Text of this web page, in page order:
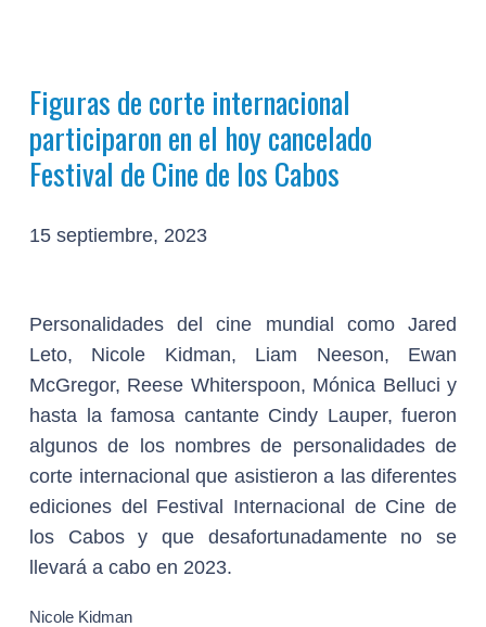
Figuras de corte internacional
participaron en el hoy cancelado
Festival de Cine de los Cabos
15 septiembre, 2023
Personalidades del cine mundial como Jared
Leto, Nicole Kidman, Liam Neeson, Ewan
McGregor, Reese Whiterspoon, Mónica Belluci y
hasta la famosa cantante Cindy Lauper, fueron
algunos de los nombres de personalidades de
corte internacional que asistieron a las diferentes
ediciones del Festival Internacional de Cine de
los Cabos y que desafortunadamente no se
llevará a cabo en 2023.
Nicole Kidman